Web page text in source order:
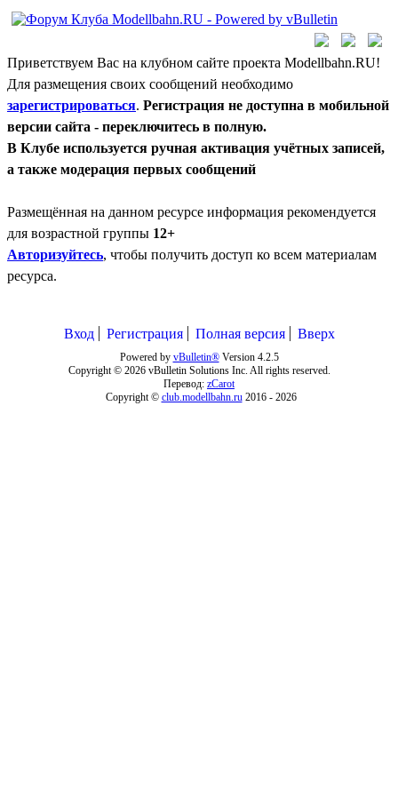
Приветствуем Вас на клубном сайте проекта Modellbahn.RU!
Для размещения своих сообщений необходимо
зарегистрироваться. Регистрация не доступна в мобильной
версии сайта - переключитесь в полную.
В Клубе используется ручная активация учётных записей,
а также модерация первых сообщений
Размещённая на данном ресурсе информация рекомендуется
для возрастной группы 12+
Авторизуйтесь, чтобы получить доступ ко всем материалам
ресурса.
Вход Регистрация Полная версия Вверх
Powered by vBulletin®Version 4.2.5
Copyright © 2026 vBulletin Solutions Inc. All rights reserved.
Перевод: zCarot
Copyright © club.modellbahn.ru2016 - 2026